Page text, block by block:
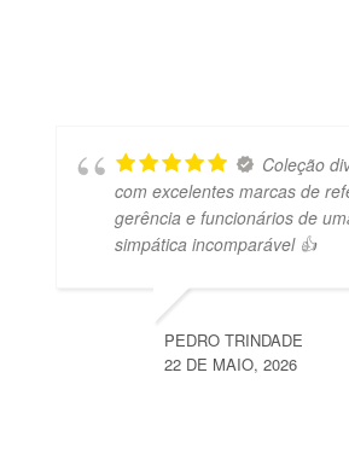
Coleção
com excelentes marcas de
gerência e funcionários de
simpática incomparável 👍
PEDRO TRINDADE
22 DE MAIO, 2026